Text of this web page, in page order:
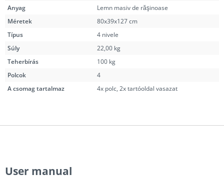
Anyag
Lemn masiv de răşinoase
Méretek
80x39x127 cm
Típus
4 nivele
Súly
22,00 kg
Teherbírás
100 kg
Polcok
4
A csomag tartalmaz
4x polc, 2x tartóoldal vasazat
User manual